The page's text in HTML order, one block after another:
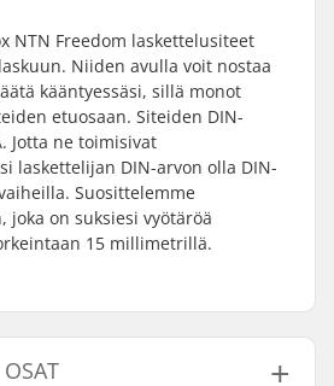
NTN Freedom laskettelusiteet
Niiden avulla voit nostaa
kääntyessäsi, sillä monot
etuosaan. Siteiden DIN-
Jotta ne toimisivat
laskettelijan DIN-arvon olla DIN-
Suosittelemme
joka on suksiesi vyötäröä
15 millimetrillä.